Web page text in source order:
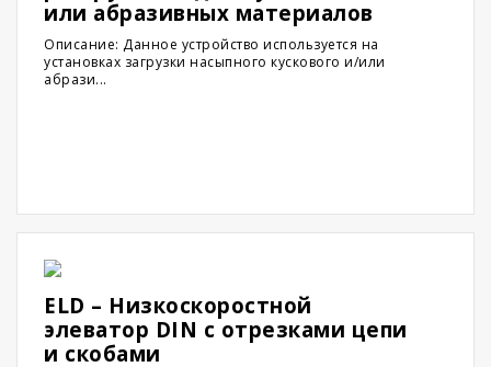
или абразивных материалов
Описание: Данное устройство используется на
установках загрузки насыпного кускового и/или
абрази...
ELD – Низкоскоростной
элеватор DIN с отрезками цепи
и скобами